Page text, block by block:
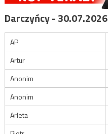
Darczyńcy - 30.07.2026
AP
Artur
Anonim
Anonim
Arleta